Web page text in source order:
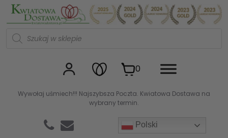
Wywołaj uśmiech!!! Najszybsza Poczta. Kwiatowa Dostawa na
wybrany termin.
Polski
Kwiaciarnia internetowa
W
0